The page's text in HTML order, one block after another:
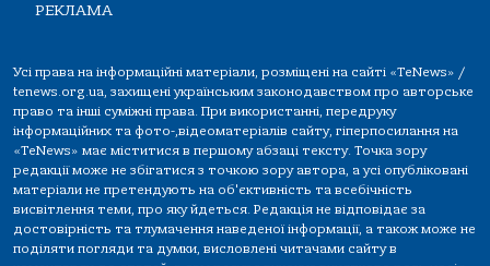
РЕКЛАМА
Усі права на інформаційні матеріали, розміщені на сайті «TeNews» /
tenews.org.ua, захищені українським законодавством про авторське
право та інші суміжні права. При використанні, передруку
інформаційних та фото-,відеоматеріалів сайту, гіперпосилання на
«TeNews» має міститися в першому абзаці тексту. Точка зору
редакції може не збігатися з точкою зору автора, а усі опубліковані
матеріали не претендують на об'єктивність та всебічність
висвітлення теми, про яку йдеться. Редакція не відповідає за
достовірність та тлумачення наведеної інформації, а також може не
поділяти погляди та думки, висловлені читачами сайту в